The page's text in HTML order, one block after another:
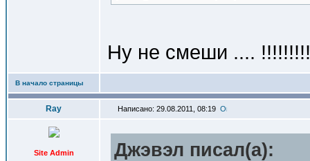
Ну не смеши ....
В начало страницы
Ray Написано: 29.08.2011, 08:19
Site Admin Джэвэл писал(a):